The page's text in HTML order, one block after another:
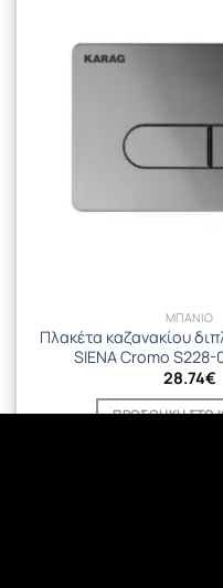
ΜΠΑΝΙΟ
Πλακέτα καζανακίου
SIENA Cromo S228-
28.74€
ΠΡΟΣΘΉΚΗ ΣΤΟ